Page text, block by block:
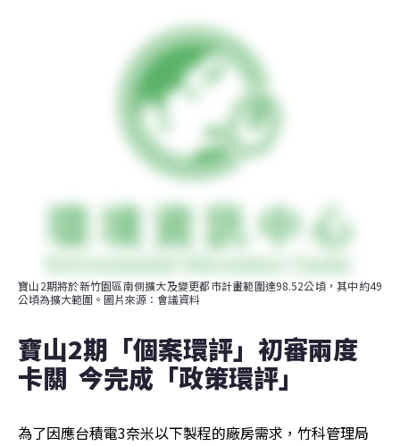
寶山2期將於新竹園區南側擴大及變更都市計畫範圍達98.52公頃，其中約49
公頃為擴大範圍。圖片來源：會議資料
寶山2期「個案環評」初審兩度
卡關  今完成「政策環評」
為了因應台積電3奈米以下製程的廠房需求，竹科管理局